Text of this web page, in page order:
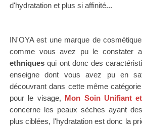
d'hydratation et plus si affinité...
IN'OYA est une marque de
comme vous avez pu le constater
ethniquesqui ont donc des
enseigne dont vous avez pu en
découvrant dans cette même
pour le visage, Mon Soin Unifiant
concerne les peaux sèches ayant
plus ciblées, l'hydratation est donc la